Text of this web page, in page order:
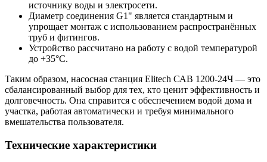
источнику воды и электросети.
Диаметр соединения G1" является стандартным и
упрощает монтаж с использованием распространённых
труб и фитингов.
Устройство рассчитано на работу с водой температурой
до +35°С.
Таким образом, насосная станция Elitech САВ 1200-24Ч — это
сбалансированный выбор для тех, кто ценит эффективность и
долговечность. Она справится с обеспечением водой дома и
участка, работая автоматически и требуя минимального
вмешательства пользователя.
Технические характеристики